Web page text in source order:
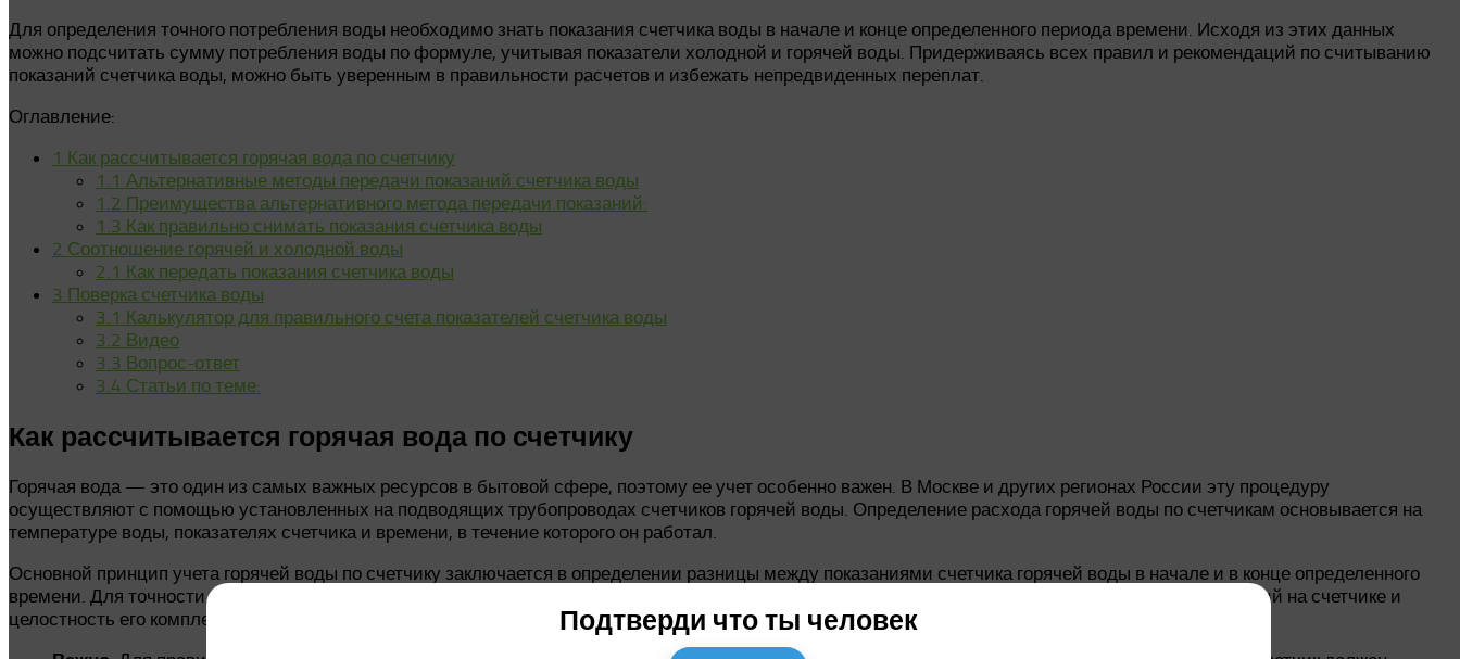
Для определения точного потребления воды необходимо знать показания счетчика воды в начале и конце определенного периода времени. Исходя из этих данных
можно подсчитать сумму потребления воды по формуле, учитывая показатели холодной и горячей воды. Придерживаясь всех правил и рекомендаций по считыванию
показаний счетчика воды, можно быть уверенным в правильности расчетов и избежать непредвиденных переплат.
Оглавление:
1 Как рассчитывается горячая вода по счетчику
1.1 Альтернативные методы передачи показаний счетчика воды
1.2 Преимущества альтернативного метода передачи показаний:
1.3 Как правильно снимать показания счетчика воды
2 Соотношение горячей и холодной воды
2.1 Как передать показания счетчика воды
3 Поверка счетчика воды
3.1 Калькулятор для правильного счета показателей счетчика воды
3.2 Видео
3.3 Вопрос-ответ
3.4 Статьи по теме:
Как рассчитывается горячая вода по счетчику
Горячая вода — это один из самых важных ресурсов в бытовой сфере, поэтому ее учет особенно важен. В Москве и других регионах России эту процедуру
осуществляют с помощью установленных на подводящих трубопроводах счетчиков горячей воды. Определение расхода горячей воды по счетчикам основывается на
температуре воды, показателях счетчика и времени, в течение которого он работал.
Основной принцип учета горячей воды по счетчику заключается в определении разницы между показаниями счетчика горячей воды в начале и в конце определенного
времени. Для точности, счетчики горячей воды периодически проходят поверку. Во время поверки проверяется правильность отображения показаний на счетчике и
целостность его комплектующих.
Подтверди что ты человек